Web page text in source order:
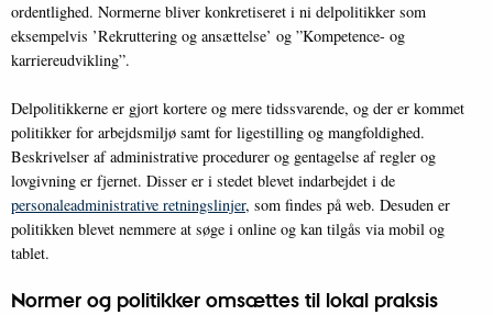
ordentlighed. Normerne bliver konkretiseret i ni delpolitikker som
eksempelvis ’Rekruttering og ansættelse’ og ”Kompetence- og
karriereudvikling”.
Delpolitikkerne er gjort kortere og mere tidssvarende, og der er kommet
politikker for arbejdsmiljø samt for ligestilling og mangfoldighed.
Beskrivelser af administrative procedurer og gentagelse af regler og
lovgivning er fjernet. Disser er i stedet blevet indarbejdet i de
personaleadministrative retningslinjer, som findes på web. Desuden er
politikken blevet nemmere at søge i online og kan tilgås via mobil og
tablet.
Normer og politikker omsættes til lokal praksis